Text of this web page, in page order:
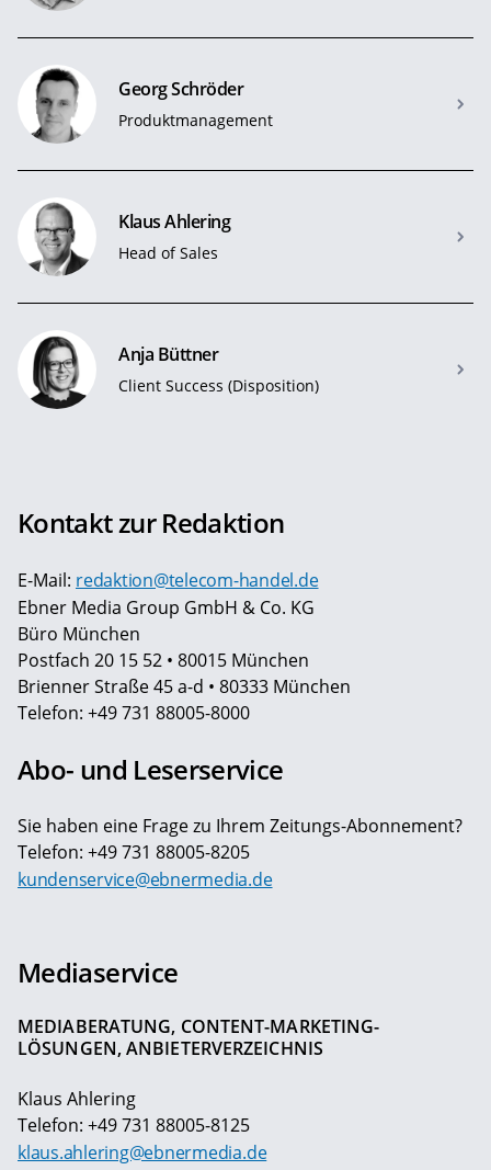
Georg Schröder
Produktmanagement
Klaus Ahlering
Head of Sales
Anja Büttner
Client Success (Disposition)
Kontakt zur Redaktion
E-Mail: redaktion@telecom-handel.de
Ebner Media Group GmbH & Co. KG
Büro München
Postfach 20 15 52 • 80015 München
Brienner Straße 45 a-d • 80333 München
Telefon: +49 731 88005-8000
Abo- und Leserservice
Sie haben eine Frage zu Ihrem Zeitungs-Abonnement?
Telefon: +49 731 88005-8205
kundenservice@ebnermedia.de
Mediaservice
MEDIABERATUNG, CONTENT-MARKETING-
LÖSUNGEN, ANBIETERVERZEICHNIS
Klaus Ahlering
Telefon: +49 731 88005-8125
klaus.ahlering@ebnermedia.de